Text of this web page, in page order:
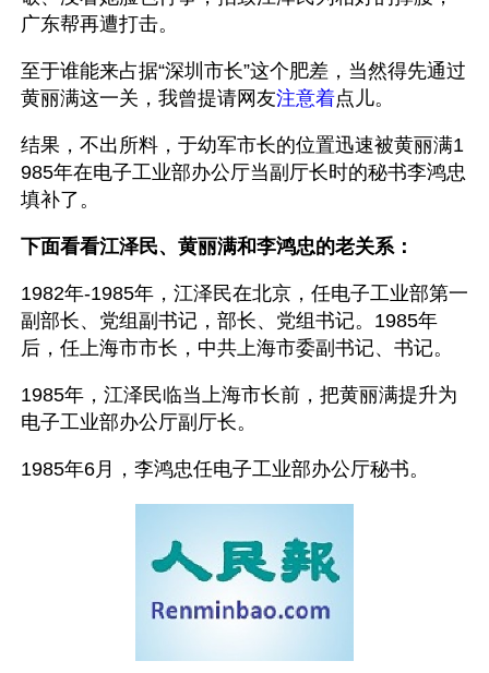
广东帮再遭打击。
至于谁能来占据“深圳市长”这个肥差，当然得先通过
黄丽满这一关，我曾提请网友注意着点儿。
结果，不出所料，于幼军市长的位置迅速被黄丽满1
985年在电子工业部办公厅当副厅长时的秘书李鸿忠
填补了。
下面看看江泽民、黄丽满和李鸿忠的老关系：
1982年-1985年，江泽民在北京，任电子工业部第一
副部长、党组副书记，部长、党组书记。1985年
后，任上海市市长，中共上海市委副书记、书记。
1985年，江泽民临当上海市长前，把黄丽满提升为
电子工业部办公厅副厅长。
1985年6月，李鸿忠任电子工业部办公厅秘书。